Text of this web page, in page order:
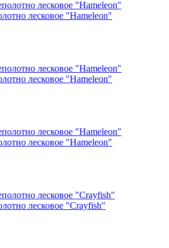
лесковое "Hameleon"
лесковое "Hameleon"
лесковое "Hameleon"
лесковое "Crayfish"